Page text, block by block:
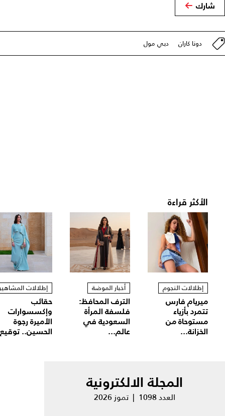
شارك
دونا كاران دبي مول
الأكثر قراءة
إطلالات النجوم
ميريام فارس
تتمرد بأزياء
مستوحاة من
الخزانة...
أخبار الموضة
الترف المحافظ:
فلسفة المرأة
السعودية في
عالم...
إطلالات
حقائب
وإكسسوارات
الأميرة رجوة
الحسين..
المجلة الالكترونية
العدد 1098 | تموز 2026